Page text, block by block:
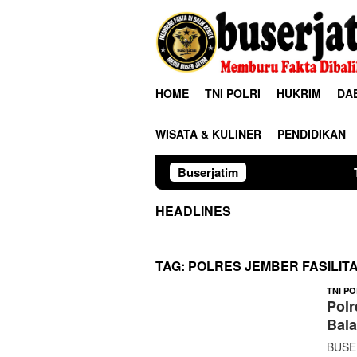
HOME TNI POLRI HUKRIM
WISATA & KULINER PENDIDIKAN
Buserjatim TNI-Polri
HEADLINES
TAG: POLRES JEMBER
TNI